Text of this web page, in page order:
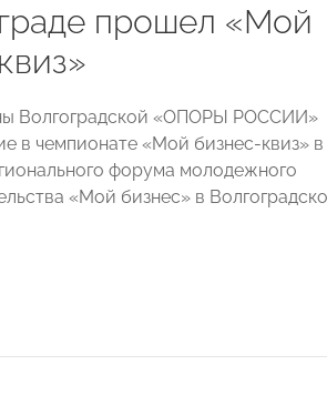
прошел «Мой
Волгоградской «ОПОРЫ РОССИИ»
в чемпионате «Мой бизнес-квиз» в
форума молодежного
«Мой бизнес» в